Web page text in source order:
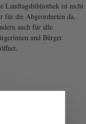
Landtagsbibliothek ist nicht
für die Abgeordneten da,
auch für alle
und Bürger